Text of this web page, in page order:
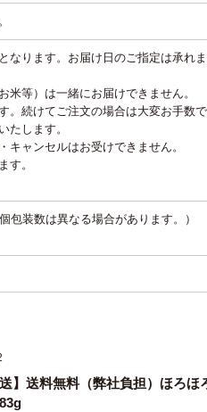
なります。お届け日のご指定は承れ
等）は一緒にお届けできません。
。続けてご注文の場合は大変お手数
たします。
ャンセルはお受けできません。
す。
装数は異なる場合があります。）
送】送料無料（弊社負担）ほろほ